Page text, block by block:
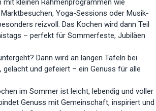
kleinen Rahmenprogrammen wie
Yoga-Sessions oder Musik-
reizvoll. Das Kochen wird dann Teil
– perfekt für Sommerfeste, Jubiläen
Dann wird an langen Tafeln bei
gelacht und gefeiert – ein Genuss für alle
im Sommer ist leicht, lebendig und voller
Genuss mit Gemeinschaft, inspiriert und